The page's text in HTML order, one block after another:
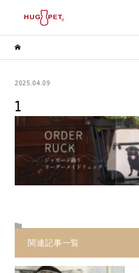
2025.04.09
1
関連記事一覧